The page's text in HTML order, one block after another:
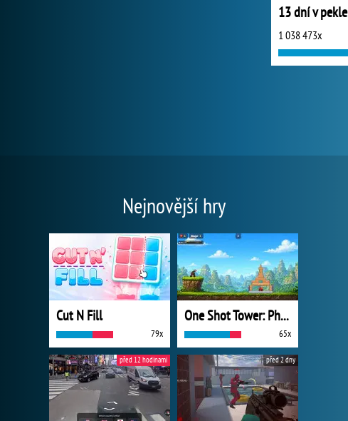
13 dní v pekle
1 038 473x
Nejnovější hry
Cut N Fill
79x
One Shot Tower: Physics Destroyer
65x
před 12 hodinami před 2 dny